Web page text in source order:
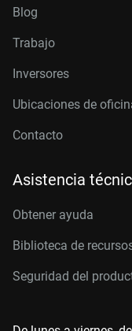
Blog
Trabajo
Inversores
Ubicaciones de
Contacto
Asistencia
Obtener ayuda
Biblioteca de
Seguridad del